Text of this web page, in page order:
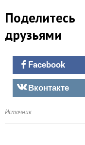
друзьями
Facebook
Вконтакте
Источник